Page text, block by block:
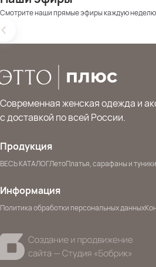
Смотрите наши прямые эфиры каждую неделю
Современная женская одежда и
с доставкой по всей России.
Продукция
ВЕСЬ КАТАЛОГЛетоПлатья, сарафаны и туники
Информация
Политика обработки персональных данных